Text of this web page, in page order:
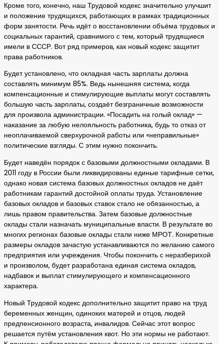
Кроме того, конечно, наш Трудовой кодекс значительно улучшит
и положение трудящихся, работающих в рамках традиционных
форм занятости. Речь идёт о восстановлении объёма трудовых и
социальных гарантий, сравнимого с тем, который трудящиеся
имели в СССР. Вот ряд примеров, как новый кодекс защитит
права работников.
Будет установлено, что окладная часть зарплаты должна
составлять минимум 85%. Ведь нынешняя система, когда
компенсационные и стимулирующие выплаты могут составлять
большую часть зарплаты, создаёт безграничные возможности
для произвола администрации. «Посадить на голый оклад» —
наказание за любую нелояльность работника, будь то отказ от
неоплачиваемой сверхурочной работы или «неправильные»
политические взгляды. С этим нужно покончить.
Будет наведён порядок с базовыми должностными окладами. В
2011 году в России были ликвидированы единые тарифные сетки,
однако новая система базовых должностных окладов не даёт
работникам гарантий достойной оплаты труда. Установление
базовых окладов и базовых ставок стало не обязанностью, а
лишь правом правительства. Затем базовые должностные
оклады стали назначать муниципальные власти. В результате во
многих регионах базовые оклады стали ниже МРОТ. Конкретные
размеры окладов зачастую устанавливаются по желанию самого
предприятия или учреждения. Чтобы покончить с неразберихой
и произволом, будет разработана единая система окладов,
надбавок и выплат стимулирующего и компенсационного
характера.
Новый Трудовой кодекс дополнительно защитит право на труд
беременных женщин, одиноких матерей и отцов, людей
предпенсионного возраста, инвалидов. Сейчас этот вопрос
решается путём установления квот. Но эти нормы не работают.